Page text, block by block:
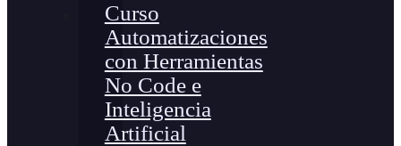
Curso
Automatizaciones
con Herramientas
No Code e
Inteligencia
Artificial